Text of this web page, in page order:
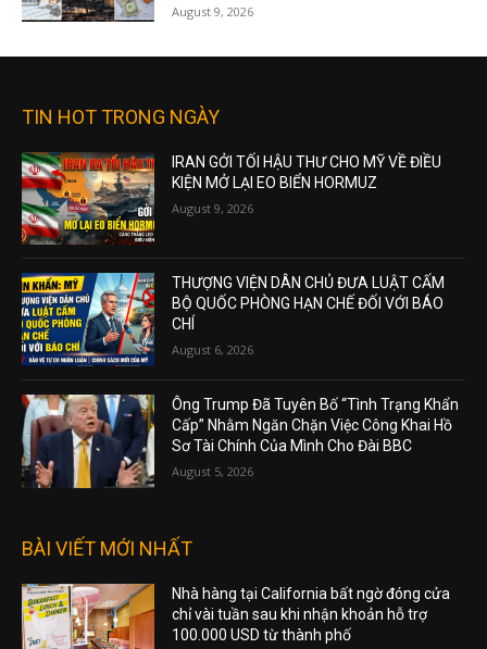
August 9, 2026
TIN HOT TRONG NGÀY
IRAN GỞI TỐI HẬU THƯ CHO MỸ VỀ ĐIỀU
KIỆN MỞ LẠI EO BIỂN HORMUZ
August 9, 2026
THƯỢNG VIỆN DÂN CHỦ ĐƯA LUẬT CẤM
BỘ QUỐC PHÒNG HẠN CHẾ ĐỐI VỚI BÁO
CHÍ
August 6, 2026
Ông Trump Đã Tuyên Bố “Tình Trạng Khẩn
Cấp” Nhằm Ngăn Chặn Việc Công Khai Hồ
Sơ Tài Chính Của Mình Cho Đài BBC
August 5, 2026
BÀI VIẾT MỚI NHẤT
Nhà hàng tại California bất ngờ đóng cửa
chỉ vài tuần sau khi nhận khoản hỗ trợ
100.000 USD từ thành phố